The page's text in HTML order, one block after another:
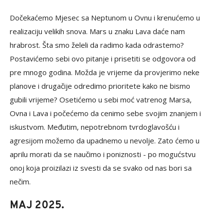
Dočekaćemo Mjesec sa Neptunom u Ovnu i krenućemo u
realizaciju velikih snova. Mars u znaku Lava daće nam
hrabrost. Šta smo želeli da radimo kada odrastemo?
Postavićemo sebi ovo pitanje i prisetiti se odgovora od
pre mnogo godina. Možda je vrijeme da provjerimo neke
planove i drugačije odredimo prioritete kako ne bismo
gubili vrijeme? Osetićemo u sebi moć vatrenog Marsa,
Ovna i Lava i počećemo da cenimo sebe svojim znanjem i
iskustvom. Međutim, nepotrebnom tvrdoglavošću i
agresijom možemo da upadnemo u nevolje. Zato ćemo u
aprilu morati da se naučimo i poniznosti - po mogućstvu
onoj koja proizilazi iz svesti da se svako od nas bori sa
nečim.
MAJ 2025.